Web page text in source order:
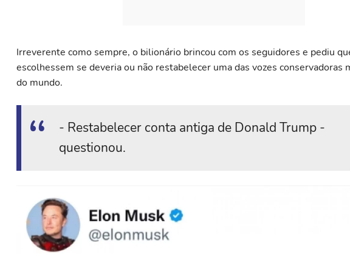
Irreverente como sempre, o bilionário brincou com os seguidores e pediu
escolhessem se deveria ou não restabelecer uma das vozes conservadoras
do mundo.
- Restabelecer conta antiga de Donald Trump -
questionou.